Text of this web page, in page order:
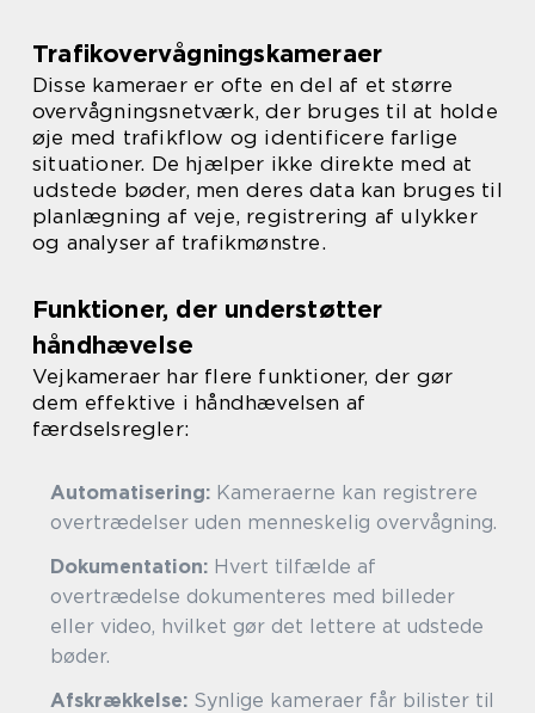
Trafikovervågningskameraer
Disse kameraer er ofte en del af et større
overvågningsnetværk, der bruges til at holde
øje med trafikflow og identificere farlige
situationer. De hjælper ikke direkte med at
udstede bøder, men deres data kan bruges til
planlægning af veje, registrering af ulykker
og analyser af trafikmønstre.
Funktioner, der understøtter
håndhævelse
Vejkameraer har flere funktioner, der gør
dem effektive i håndhævelsen af
færdselsregler:
Automatisering: Kameraerne kan registrere
overtrædelser uden menneskelig overvågning.
Dokumentation: Hvert tilfælde af
overtrædelse dokumenteres med billeder
eller video, hvilket gør det lettere at udstede
bøder.
Afskrækkelse: Synlige kameraer får bilister til